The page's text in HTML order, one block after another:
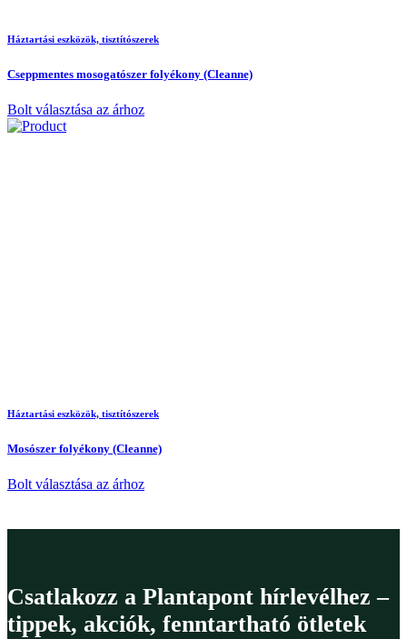
Háztartási eszközök, tisztítószerek
Cseppmentes mosogatószer folyékony (Cleanne)
Bolt választása az árhoz
Háztartási eszközök, tisztítószerek
Mosószer folyékony (Cleanne)
Bolt választása az árhoz
Csatlakozz a Plantapont hírlevélhez –
tippek, akciók, fenntartható ötletek